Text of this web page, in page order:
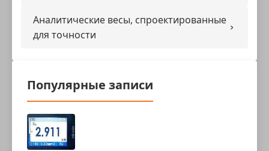
Аналитические весы, спроектированные
для точности
Популярные записи